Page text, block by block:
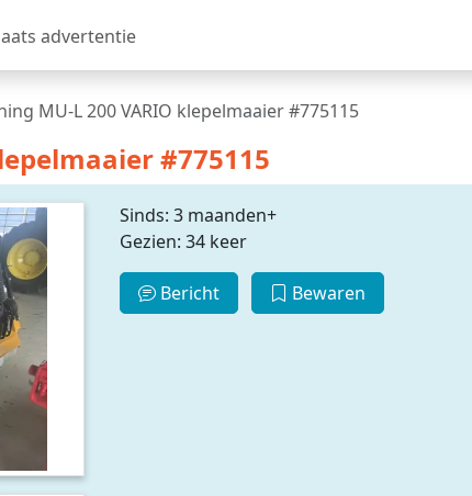
advertentie
MU-L 200 VARIO klepelmaaier #775115
#775115
Sinds: 3 maanden+
Gezien: 34 keer
Bericht Bewaren